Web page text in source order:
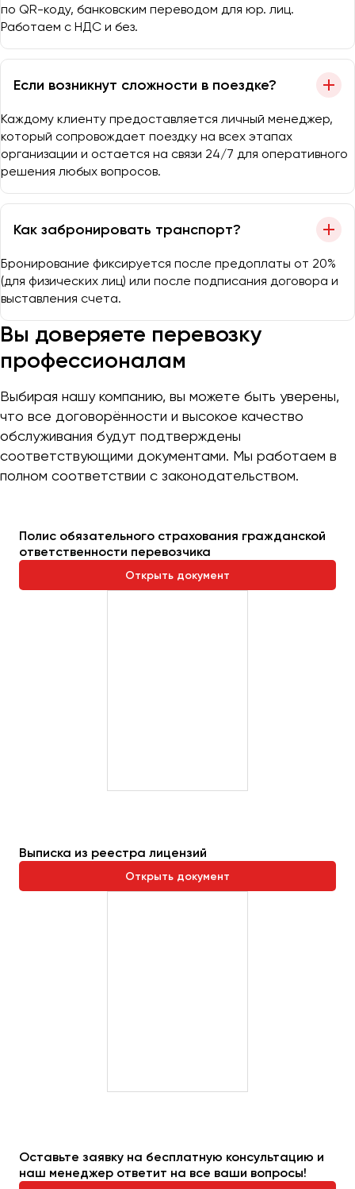
по QR-коду, банковским переводом для юр. лиц.
Работаем с НДС и без.
Если возникнут сложности в поездке?
Каждому клиенту предоставляется личный менеджер,
который сопровождает поездку на всех этапах
организации и остается на связи 24/7 для оперативного
решения любых вопросов.
Как забронировать транспорт?
Бронирование фиксируется после предоплаты от 20%
(для физических лиц) или после подписания договора и
выставления счета.
Вы доверяете перевозку
профессионалам
Выбирая нашу компанию, вы можете быть уверены,
что все договорённости и высокое качество
обслуживания будут подтверждены
соответствующими документами. Мы работаем в
полном соответствии с законодательством.
Полис обязательного страхования гражданской
ответственности перевозчика
Открыть документ
Выписка из реестра лицензий
Открыть документ
Оставьте заявку на бесплатную консультацию и
наш менеджер ответит на все ваши вопросы!